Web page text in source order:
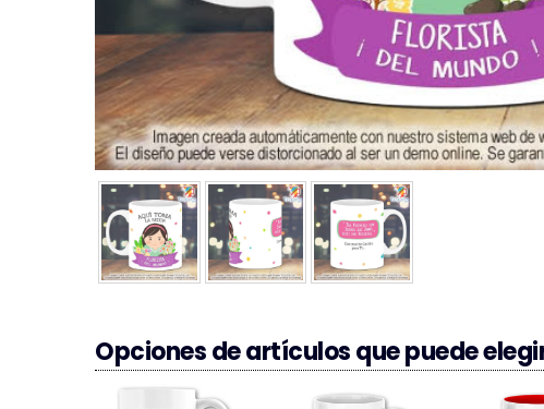
Opciones de artículos que puede